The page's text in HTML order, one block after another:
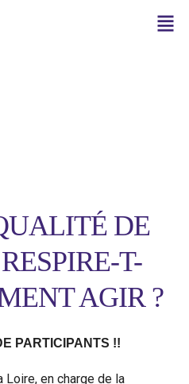
DE
T-
AGIR ?
PARTICIPANTS !!
Loire, en charge de la